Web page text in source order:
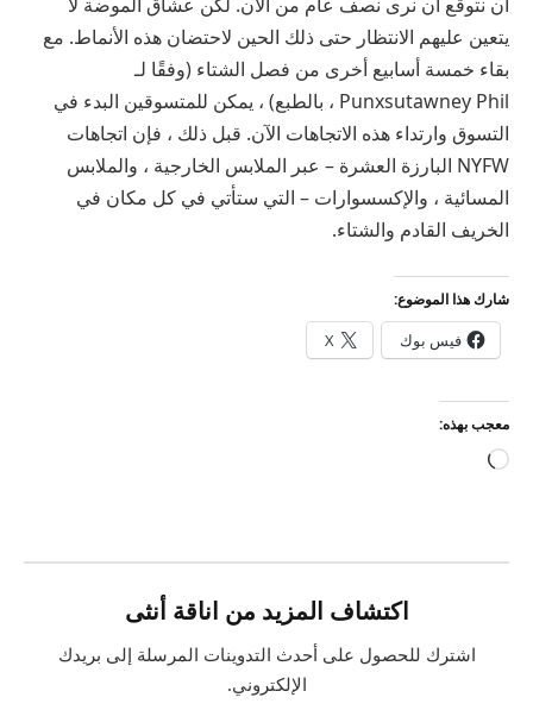
يتعين عليهم الانتظار حتى ذلك الحين لاحتضان هذه الأنماط. مع
بقاء خمسة أسابيع أخرى من فصل الشتاء (وفقًا لـ
Punxsutawney Phil ، بالطبع) ، يمكن للمتسوقين البدء في
التسوق وارتداء هذه الاتجاهات الآن. قبل ذلك ، فإن اتجاهات
NYFW البارزة العشرة – عبر الملابس الخارجية ، والملابس
المسائية ، والإكسسوارات – التي ستأتي في كل مكان في
الخريف القادم والشتاء.
شارك هذا الموضوع:
فيس بوك X
معجب بهذه:
جاري
اكتشاف المزيد من اناقة أنثى
اشترك للحصول على أحدث التدوينات المرسلة إلى بريدك
الإلكتروني.